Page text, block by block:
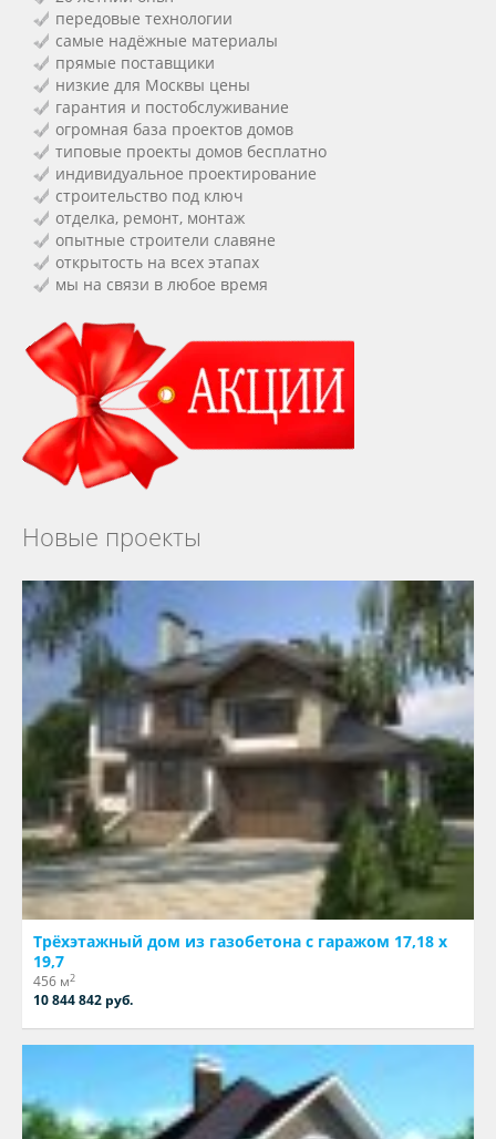
передовые технологии
самые надёжные материалы
прямые поставщики
низкие для Москвы цены
гарантия и постобслуживание
огромная база проектов домов
типовые проекты домов бесплатно
индивидуальное проектирование
строительство под ключ
отделка, ремонт, монтаж
опытные строители славяне
открытость на всех этапах
мы на связи в любое время
Новые проекты
Трёхэтажный дом из газобетона с гаражом 17,18 х
19,7
456 м2
10 844 842 руб.